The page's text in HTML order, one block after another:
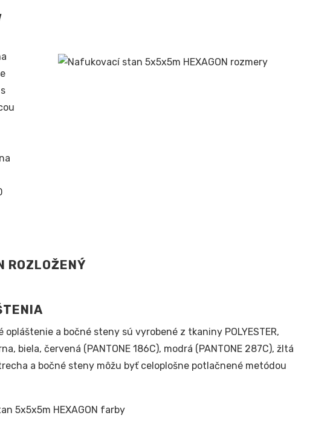
a bočné steny sú vyrobené z tkaniny POLYESTER,
biela, červená (PANTONE 186C), modrá (PANTONE 287C), žltá
a bočné steny môžu byť celoplošne potlačnené metódou